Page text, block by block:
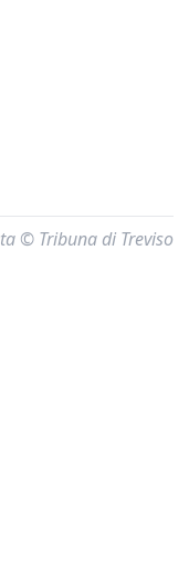
© Tribuna di Treviso